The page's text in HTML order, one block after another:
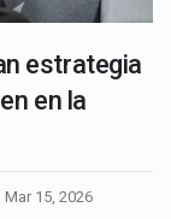
estrategia
en la
Mar 15, 2026